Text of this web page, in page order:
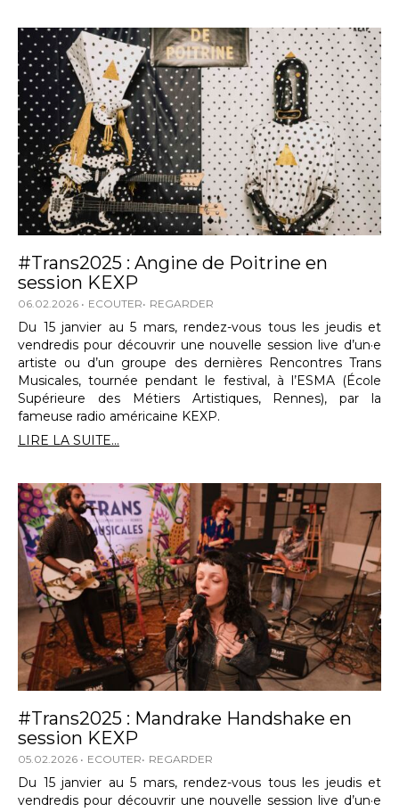
#Trans2025 : Angine de Poitrine en
session KEXP
06.02.2026 ECOUTER REGARDER
Du 15 janvier au 5 mars, rendez-vous tous les jeudis et
vendredis pour découvrir une nouvelle session live d’un·e
artiste ou d’un groupe des dernières Rencontres Trans
Musicales, tournée pendant le festival, à l’ESMA (École
Supérieure des Métiers Artistiques, Rennes), par la
fameuse radio américaine KEXP.
LIRE LA SUITE...
#Trans2025 : Mandrake Handshake en
session KEXP
05.02.2026 ECOUTER REGARDER
Du 15 janvier au 5 mars, rendez-vous tous les jeudis et
vendredis pour découvrir une nouvelle session live d’un·e